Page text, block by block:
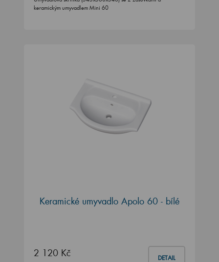
keramickým umyvadlem Mini 60
Keramické umyvadlo Apolo 60 - bílé
2 120 Kč DETAIL